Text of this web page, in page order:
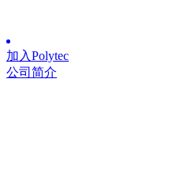
加入Polytec
公司简介